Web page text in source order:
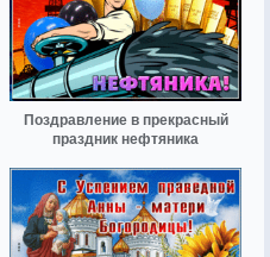
Поздравление в прекрасный
праздник нефтяника